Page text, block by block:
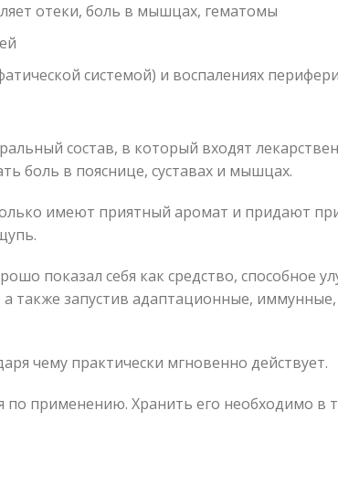
отеки, боль в мышцах, гематомы
системой) и воспалениях
состав, в который входят
боль в пояснице, суставах и мышцах.
имеют приятный аромат и придают
показал себя как средство, способное
также запустив адаптационные,
чему практически мгновенно действует.
применению. Хранить его необходимо в